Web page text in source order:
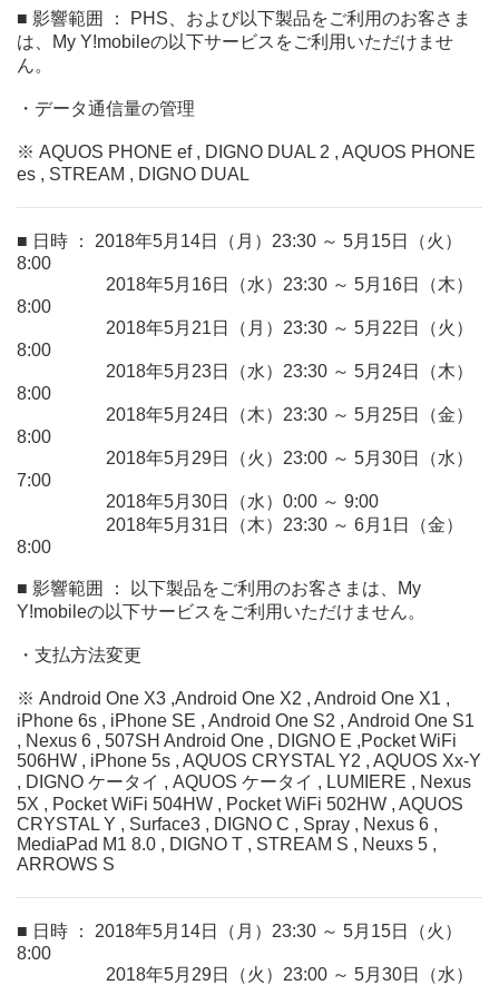
■ 影響範囲 ： PHS、および以下製品をご利用のお客さま
は、My Y!mobileの以下サービスをご利用いただけませ
ん。
・データ通信量の管理
※ AQUOS PHONE ef , DIGNO DUAL 2 , AQUOS PHONE
es , STREAM , DIGNO DUAL
■ 日時 ： 2018年5月14日（月）23:30 ～ 5月15日（火）
8:00
2018年5月16日（水）23:30 ～ 5月16日（木）
8:00
2018年5月21日（月）23:30 ～ 5月22日（火）
8:00
2018年5月23日（水）23:30 ～ 5月24日（木）
8:00
2018年5月24日（木）23:30 ～ 5月25日（金）
8:00
2018年5月29日（火）23:00 ～ 5月30日（水）
7:00
2018年5月30日（水）0:00 ～ 9:00
2018年5月31日（木）23:30 ～ 6月1日（金）
8:00
■ 影響範囲 ： 以下製品をご利用のお客さまは、My
Y!mobileの以下サービスをご利用いただけません。
・支払方法変更
※ Android One X3 ,Android One X2 , Android One X1 ,
iPhone 6s , iPhone SE , Android One S2 , Android One S1
, Nexus 6 , 507SH Android One , DIGNO E ,Pocket WiFi
506HW , iPhone 5s , AQUOS CRYSTAL Y2 , AQUOS Xx-Y
, DIGNO ケータイ , AQUOS ケータイ , LUMIERE , Nexus
5X , Pocket WiFi 504HW , Pocket WiFi 502HW , AQUOS
CRYSTAL Y , Surface3 , DIGNO C , Spray , Nexus 6 ,
MediaPad M1 8.0 , DIGNO T , STREAM S , Neuxs 5 ,
ARROWS S
■ 日時 ： 2018年5月14日（月）23:30 ～ 5月15日（火）
8:00
2018年5月29日（火）23:00 ～ 5月30日（水）